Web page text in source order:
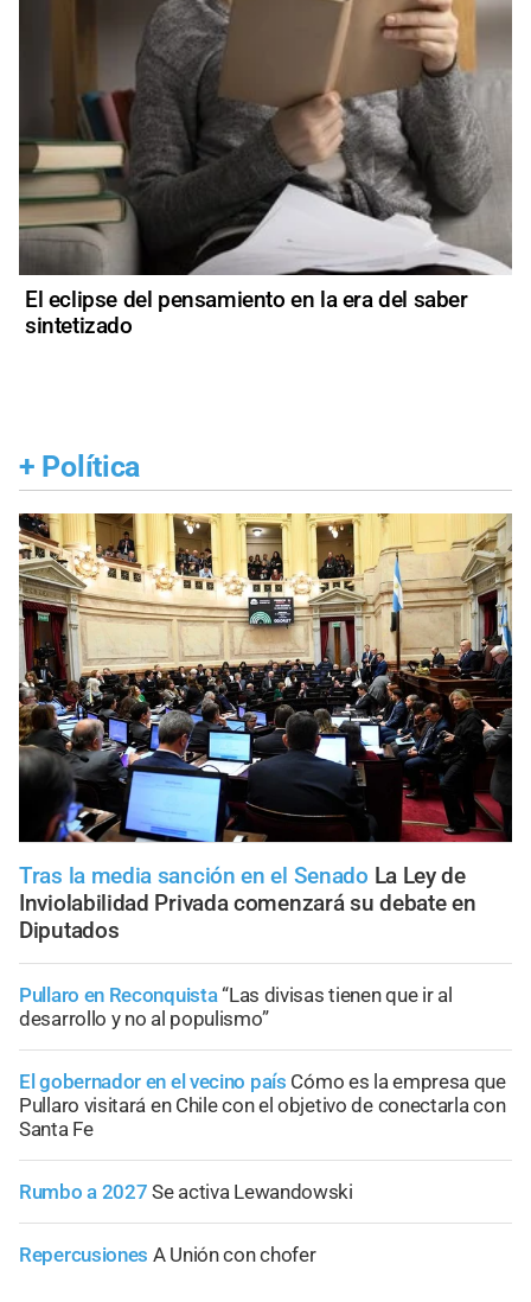
El eclipse del pensamiento en la era del saber
sintetizado
+ Política
Tras la media sanción en el Senado La Ley de
Inviolabilidad Privada comenzará su debate en
Diputados
Pullaro en Reconquista“Las divisas tienen que ir al
desarrollo y no al populismo”
El gobernador en el vecino país Cómo es la empresa que
Pullaro visitará en Chile con el objetivo de conectarla con
Santa Fe
Rumbo a 2027 Se activa Lewandowski
Repercusiones A Unión con chofer